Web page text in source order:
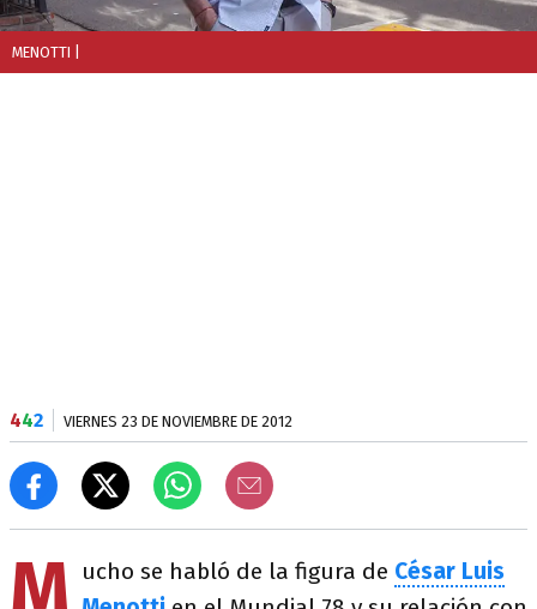
MENOTTI
442 VIERNES 23 DE NOVIEMBRE DE 2012
M ucho se habló de la figura de César Luis